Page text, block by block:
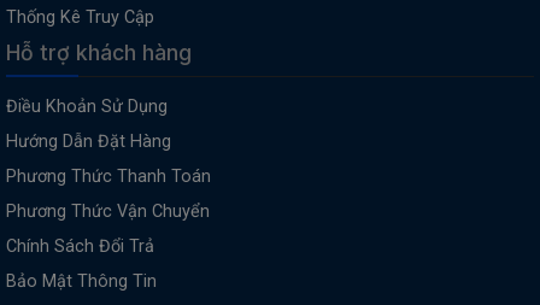
Thống Kê Truy Cập
Hỗ trợ khách hàng
Điều Khoản Sử Dụng
Hướng Dẫn Đặt Hàng
Phương Thức Thanh Toán
Phương Thức Vận Chuyển
Chính Sách Đổi Trả
Bảo Mật Thông Tin